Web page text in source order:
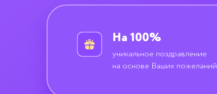
уникальное поздравление
на основе Ваших пожеланий
На 100%